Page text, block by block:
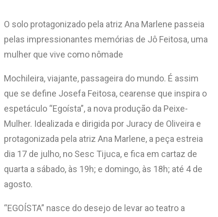
O solo protagonizado pela atriz Ana Marlene passeia
pelas impressionantes memórias de Jô Feitosa, uma
mulher que vive como nômade
Mochileira, viajante, passageira do mundo. É assim
que se define Josefa Feitosa, cearense que inspira o
espetáculo “Egoísta”, a nova produção da Peixe-
Mulher. Idealizada e dirigida por Juracy de Oliveira e
protagonizada pela atriz Ana Marlene, a peça estreia
dia 17 de julho, no Sesc Tijuca, e fica em cartaz de
quarta a sábado, às 19h; e domingo, às 18h; até 4 de
agosto.
“EGOÍSTA” nasce do desejo de levar ao teatro a